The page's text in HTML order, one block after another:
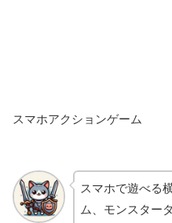
スマホアクションゲーム
スマホで遊べる
ム、モンスター